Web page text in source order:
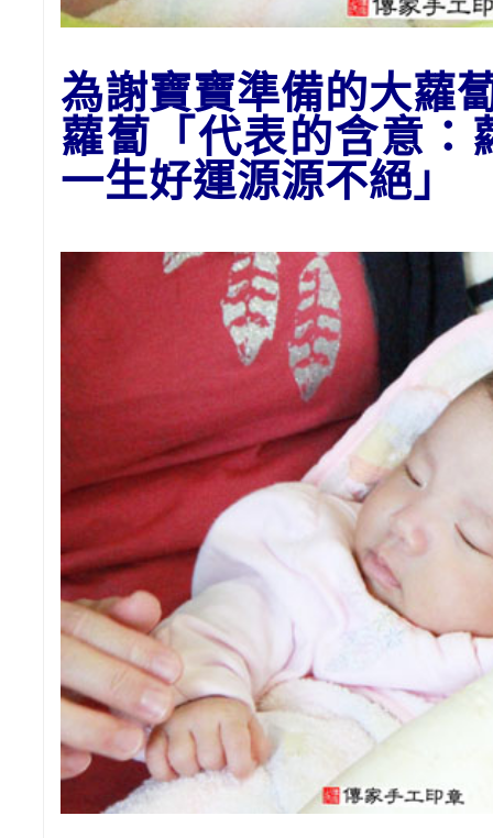
為謝寶寶準備的大蘿
蘿蔔「代表的含意：
一生好運源源不絕」